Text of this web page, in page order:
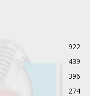
922
439
396
274